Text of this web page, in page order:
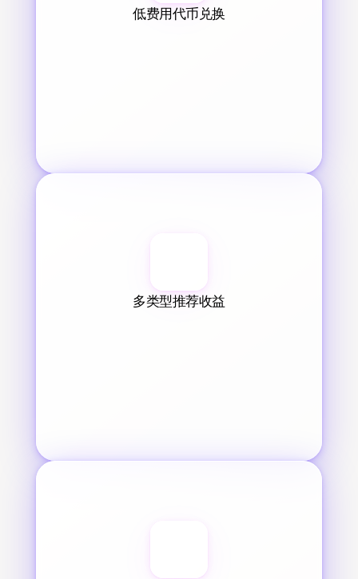
低费用代币兑换
多类型推荐收益